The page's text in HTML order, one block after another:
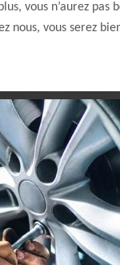
vous n’aurez pas
nous, vous serez